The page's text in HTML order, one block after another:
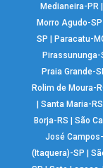
Medianeira-PR
Morro Agudo-SP
SP |Paracatu-
Pirassununga-
Praia Grande-
Rolim de Moura-
|Santa Maria-RS
Borja-RS |São
José
(Itaquera)-SP |